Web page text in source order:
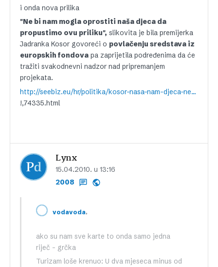
i onda nova prilika
"Ne bi nam mogla oprostiti naša djeca da
propustimo ovu priliku", slikovita je bila premijerka
Jadranka Kosor govoreći o povlačenju sredstava iz
europskih fondova pa zaprijetila podređenima da će
tražiti svakodnevni nadzor nad pripremanjem
projekata.
http://seebiz.eu/hr/politika/kosor-nasa-nam-djeca-nece-oprostiti-propustimo-li-ovu-priliku
!,74335.html
Lynx
15.04.2010. u 13:16
2008
vodavoda,
ako su nam sve karte to onda samo jedna
riječ – grčka
Turizam loše krenuo: U dva mjeseca minus od